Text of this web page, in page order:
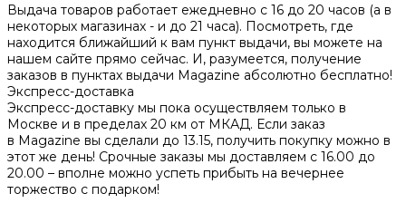
Выдача товаров работает ежедневно с 16 до 20 часов (а в
некоторых магазинах - и до 21 часа). Посмотреть, где
находится ближайший к вам пункт выдачи, вы можете на
нашем сайте прямо сейчас. И, разумеется, получение
заказов в пунктах выдачи Magazine абсолютно бесплатно!
Экспресс-доставка
Экспресс-доставку мы пока осуществляем только в
Москве и в пределах 20 км от МКАД. Если заказ
в Magazine вы сделали до 13.15, получить покупку можно в
этот же день! Срочные заказы мы доставляем с 16.00 до
20.00 – вполне можно успеть прибыть на вечернее
торжество с подарком!